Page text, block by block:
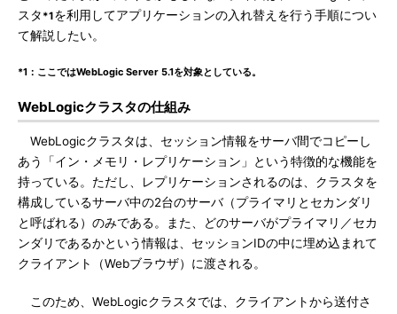
スタ *1を利用してアプリケーションの入れ替えを行う手順につい
て解説したい。
*1：ここではWebLogic Server 5.1を対象としている。
WebLogicクラスタの仕組み
WebLogicクラスタは、セッション情報をサーバ間でコピーし
あう「イン・メモリ・レプリケーション」という特徴的な機能を
持っている。ただし、レプリケーションされるのは、クラスタを
構成しているサーバ中の2台のサーバ（プライマリとセカンダリ
と呼ばれる）のみである。また、どのサーバがプライマリ／セカ
ンダリであるかという情報は、セッションIDの中に埋め込まれて
クライアント（Webブラウザ）に渡される。
このため、WebLogicクラスタでは、クライアントから送付さ